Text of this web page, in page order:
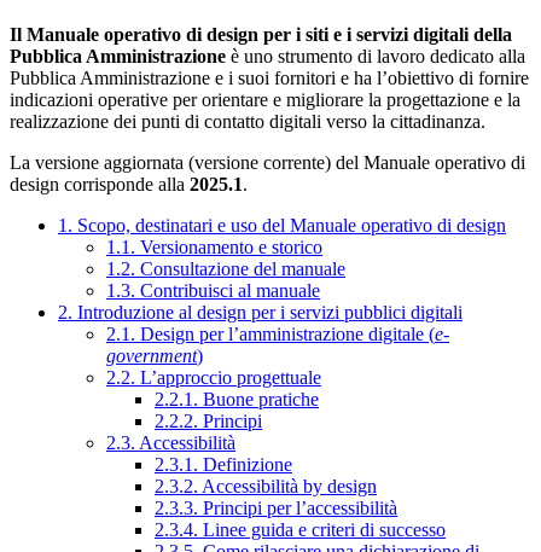
Il Manuale operativo di design per i siti e i servizi digitali della
Pubblica Amministrazione è uno strumento di lavoro dedicato alla
Pubblica Amministrazione e i suoi fornitori e ha l’obiettivo di fornire
indicazioni operative per orientare e migliorare la progettazione e la
realizzazione dei punti di contatto digitali verso la cittadinanza.
La versione aggiornata (versione corrente) del Manuale operativo di
design corrisponde alla 2025.1.
1. Scopo, destinatari e uso del Manuale operativo di design
1.1. Versionamento e storico
1.2. Consultazione del manuale
1.3. Contribuisci al manuale
2. Introduzione al design per i servizi pubblici digitali
2.1. Design per l’amministrazione digitale (e-
government)
2.2. L’approccio progettuale
2.2.1. Buone pratiche
2.2.2. Principi
2.3. Accessibilità
2.3.1. Definizione
2.3.2. Accessibilità by design
2.3.3. Principi per l’accessibilità
2.3.4. Linee guida e criteri di successo